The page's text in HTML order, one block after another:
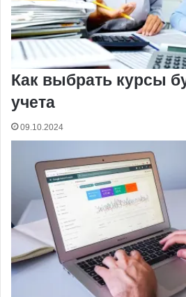
Как выбрать курсы
учета
09.10.2024